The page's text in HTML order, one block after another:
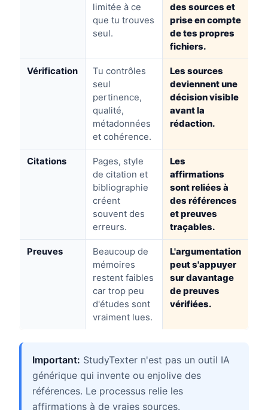
limitée à ce
que tu trouves
seul.
des sources et
prise en compte
de tes propres
fichiers.
Vérification
Tu contrôles
seul
pertinence,
qualité,
métadonnées
et cohérence.
Les sources
deviennent une
décision visible
avant la
rédaction.
Citations
Pages, style
de citation et
bibliographie
créent
souvent des
erreurs.
Les
affirmations
sont reliées à
des références
et preuves
traçables.
Preuves
Beaucoup de
mémoires
restent faibles
car trop peu
d'études sont
vraiment lues.
L'argumentation
peut s'appuyer
sur davantage
de preuves
vérifiées.
Important: StudyTexter n'est pas un outil IA
générique qui invente ou enjolive des
références. Le processus relie les
affirmations à de vraies sources.